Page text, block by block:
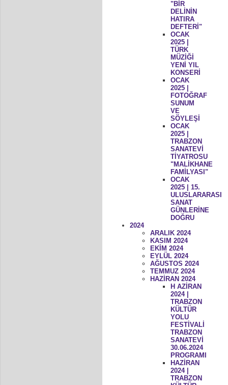
"BİR
DELİNİN
HATIRA
DEFTERİ"
OCAK
2025 |
TÜRK
MÜZİĞİ
YENİ YIL
KONSERİ
OCAK
2025 |
FOTOĞRAF
SUNUM
VE
SÖYLEŞİ
OCAK
2025 |
TRABZON
SANATEVİ
TİYATROSU
"MALİKHANE
FAMİLYASI"
OCAK
2025 | 15.
ULUSLARARASI
SANAT
GÜNLERİNE
DOĞRU
2024
ARALIK 2024
KASIM 2024
EKİM 2024
EYLÜL 2024
AĞUSTOS 2024
TEMMUZ 2024
HAZİRAN 2024
H AZİRAN
2024 |
TRABZON
KÜLTÜR
YOLU
FESTİVALİ
TRABZON
SANATEVİ
30.06.2024
PROGRAMI
HAZİRAN
2024 |
TRABZON